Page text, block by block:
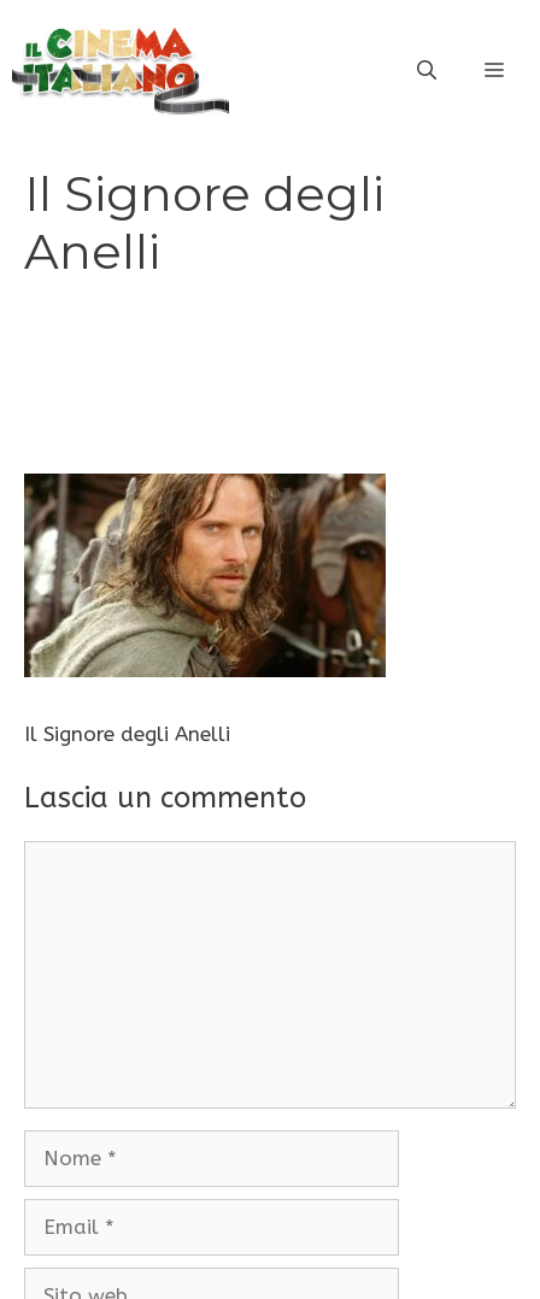
contenuto
Il Signore degli
Anelli
Il Signore degli Anelli
Lascia un commento
Nome
Email
Sito